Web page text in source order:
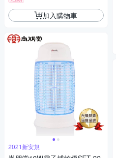
加入購物車
2021新安規